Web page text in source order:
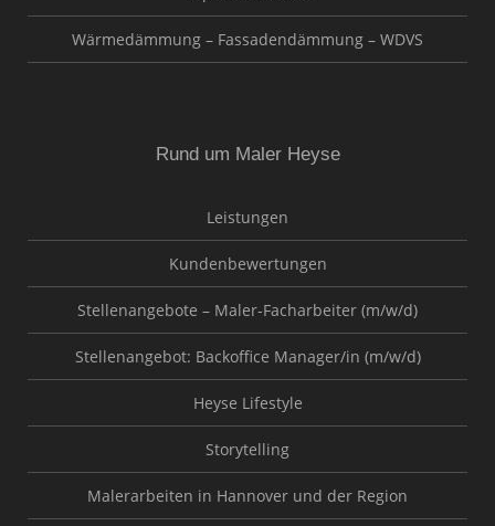
Wärmedämmung – Fassadendämmung – WDVS
Rund um Maler Heyse
Leistungen
Kundenbewertungen
Stellenangebote – Maler-Facharbeiter (m/w/d)
Stellenangebot: Backoffice Manager/in (m/w/d)
Heyse Lifestyle
Storytelling
Malerarbeiten in Hannover und der Region